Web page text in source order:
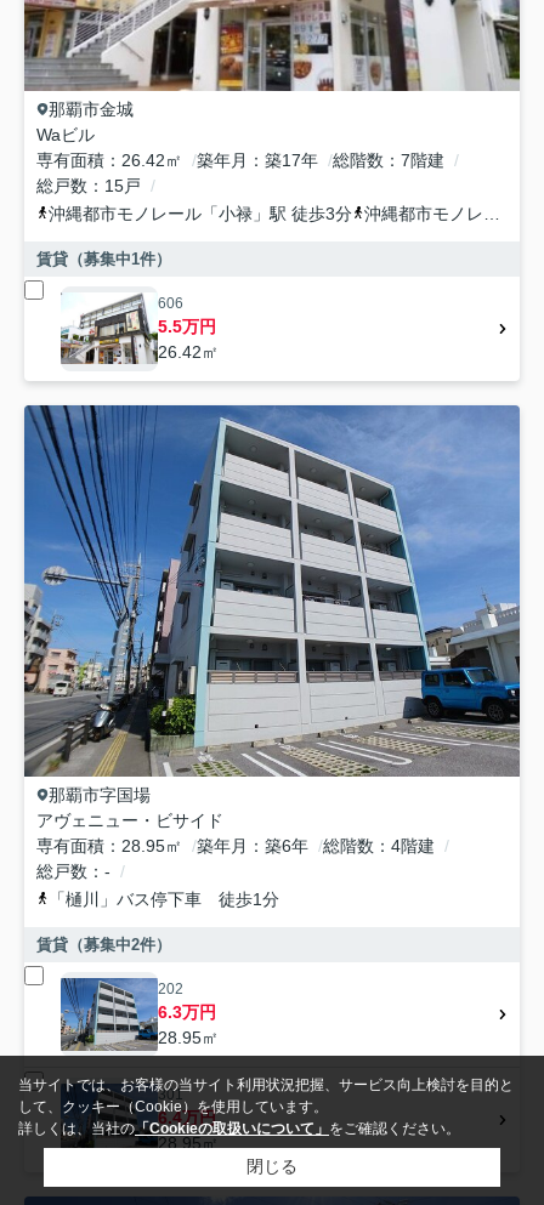
那覇市金城
Waビル
専有面積
26.42㎡ 築年月 築17年 総階数
7階建
総戸数
15戸
沖縄都市モノレール 「小禄 」駅 徒歩3分 沖縄都市モノレール
賃貸（募集中1件）
606
5.5万円
26.42㎡
那覇市字国場
アヴェニュー・ビサイド
専有面積
28.95㎡ 築年月 築6年 総階数
4階建
総戸数
-
「樋川」バス停下車 徒歩1分
賃貸（募集中2件）
202
6.3万円
28.95㎡
301
6.4万円
28.95㎡
当サイトでは、お客様の当サイト利用状況把握、サービス向上検討を目的と
して、クッキー（Cookie）を使用しています。
詳しくは、当社の「Cookieの取扱いについて」 をご確認ください。
閉じる